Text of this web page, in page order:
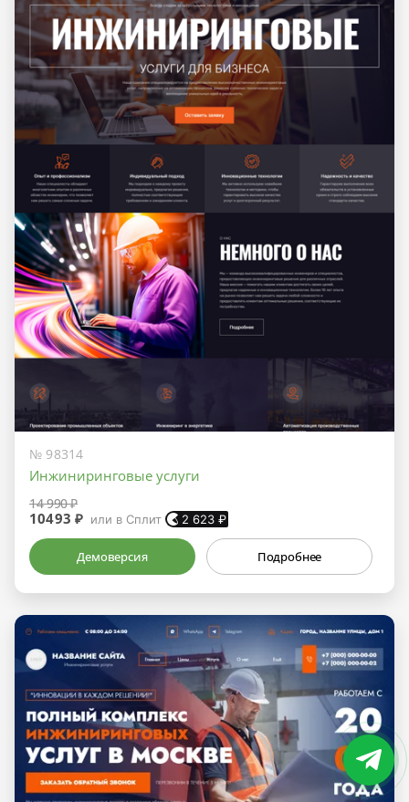
№ 98314
Инжиниринговые услуги
14 990 ₽
10493 ₽ или в Сплит 2 623 ₽
Демоверсия Подробнее